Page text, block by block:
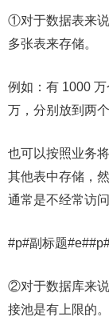
①对于数据表来
多张表来存储。
例如：有 1000
万，分别放到两
也可以按照业务
其他表中存储，
通常是不经常访问
#p#副标题
②对于数据库来
接池是有上限的